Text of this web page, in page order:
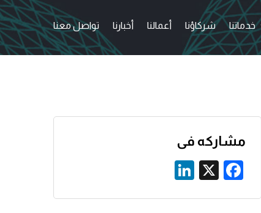
خدماتنا شركاؤنا أعمالنا أخبارنا تواصل معنا
مشاركه فى
F
X